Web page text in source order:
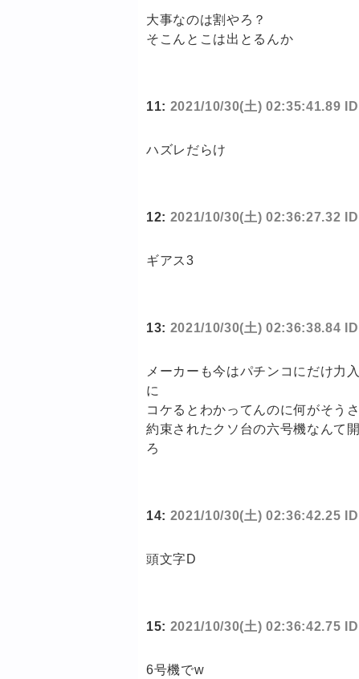
大事なのは割やろ？
そこんとこは出とるんか
11: 2021/10/30(土) 02:35:41.89
ハズレだらけ
12: 2021/10/30(土) 02:36:27.32
ギアス3
13: 2021/10/30(土) 02:36:38.84
メーカーも今はパチンコにだけ力
に
コケるとわかってんのに何がそう
約束されたクソ台の六号機なんて
ろ
14: 2021/10/30(土) 02:36:42.25
頭文字D
15: 2021/10/30(土) 02:36:42.75
6号機でw